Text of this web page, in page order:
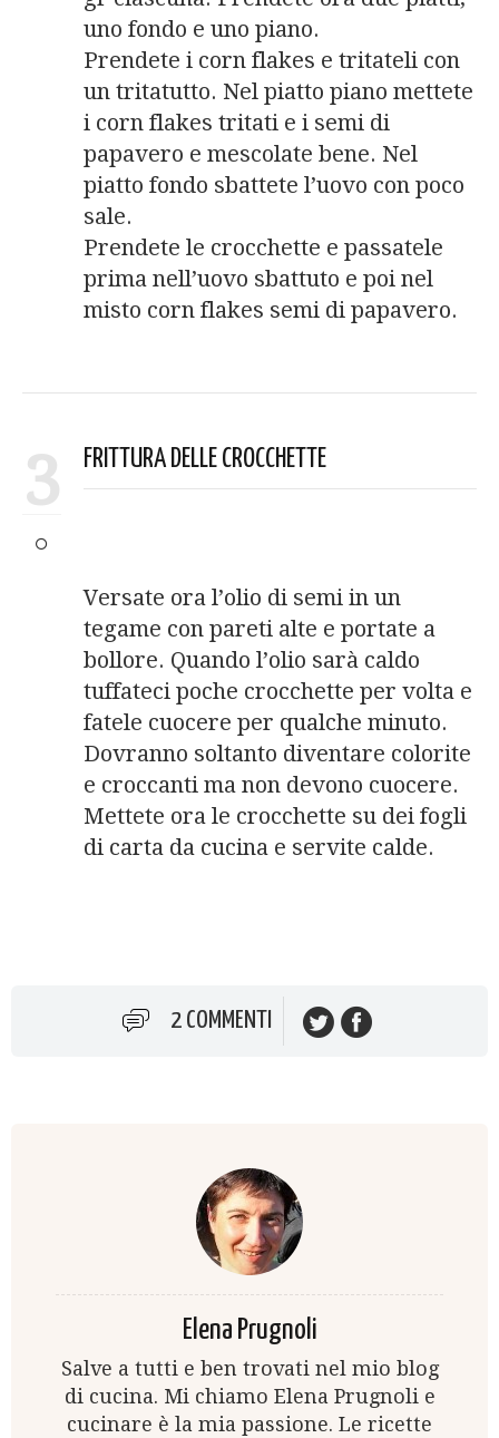
uno fondo e uno piano.
Prendete i corn flakes e tritateli con
un tritatutto. Nel piatto piano mettete
i corn flakes tritati e i semi di
papavero e mescolate bene. Nel
piatto fondo sbattete l’uovo con poco
sale.
Prendete le crocchette e passatele
prima nell’uovo sbattuto e poi nel
misto corn flakes semi di papavero.
3 FRITTURA DELLE CROCCHETTE
Versate ora l’olio di semi in un
tegame con pareti alte e portate a
bollore. Quando l’olio sarà caldo
tuffateci poche crocchette per volta e
fatele cuocere per qualche minuto.
Dovranno soltanto diventare colorite
e croccanti ma non devono cuocere.
Mettete ora le crocchette su dei fogli
di carta da cucina e servite calde.
2 COMMENTI
Elena Prugnoli
Salve a tutti e ben trovati nel mio blog
di cucina. Mi chiamo Elena Prugnoli e
cucinare è la mia passione. Le ricette